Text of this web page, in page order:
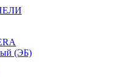
(ЭБ)